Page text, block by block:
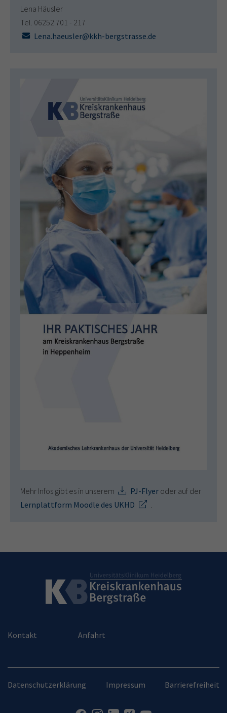
Lena Häusler
Tel. 06252 701 - 217
Lena.haeusler@kkh-bergstrasse.de
Mehr Infos gibt es in unserem PJ-Flyer oder auf der
Lernplattform Moodle des UKHD
Kontakt Anfahrt
Datenschutzerklärung Impressum Barrierefreiheit